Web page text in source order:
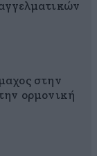
στην
ορμονική